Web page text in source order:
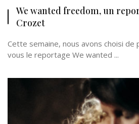
We wanted freedom, un
Crozet
Cette semaine, nous avons choisi de
vous le reportage We wanted ...